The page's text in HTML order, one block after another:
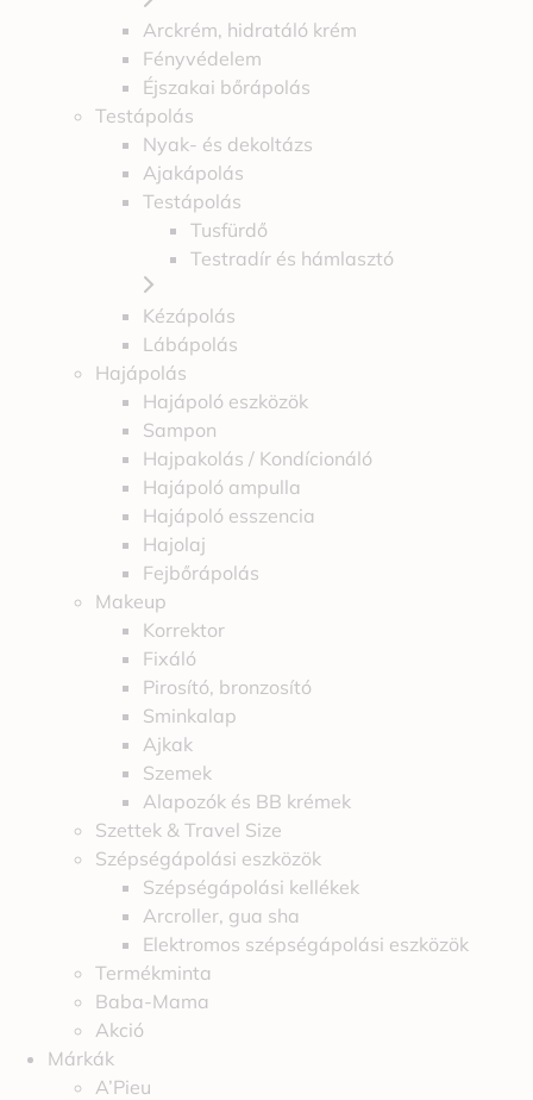
Arckrém, hidratáló krém
Fényvédelem
Éjszakai bőrápolás
Testápolás
Nyak- és dekoltázs
Ajakápolás
Testápolás
Tusfürdő
Testradír és hámlasztó
Kézápolás
Lábápolás
Hajápolás
Hajápoló eszközök
Sampon
Hajpakolás / Kondícionáló
Hajápoló ampulla
Hajápoló esszencia
Hajolaj
Fejbőrápolás
Makeup
Korrektor
Fixáló
Pirosító, bronzosító
Sminkalap
Ajkak
Szemek
Alapozók és BB krémek
Szettek & Travel Size
Szépségápolási eszközök
Szépségápolási kellékek
Arcroller, gua sha
Elektromos szépségápolási eszközök
Termékminta
Baba-Mama
Akció
Márkák
A’Pieu